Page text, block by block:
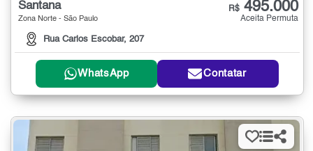
Santana
Zona Norte - São Paulo
Rua Carlos Escobar, 207
R$ 495.000
Aceita Permuta
WhatsApp Contatar